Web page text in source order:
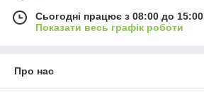
Сьогодні працює з 08:00 до 15:00
Показати весь графік роботи
Про нас